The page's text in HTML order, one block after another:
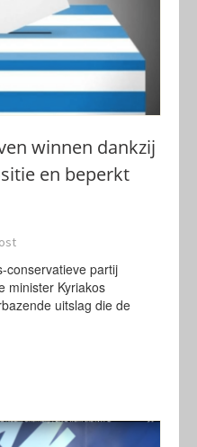
winnen dankzij
en beperkt
conservatieve partij
minister Kyriakos
uitslag die de